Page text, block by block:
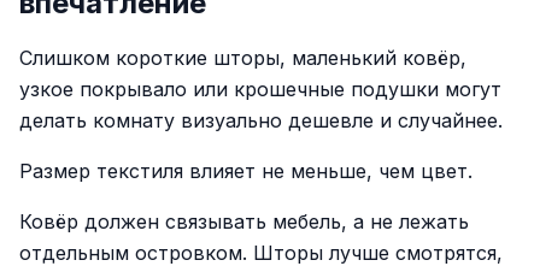
Слишком короткие шторы, маленький ковёр,
узкое покрывало или крошечные подушки могут
делать комнату визуально дешевле и случайнее.
Размер текстиля влияет не меньше, чем цвет.
Ковёр должен связывать мебель, а не лежать
отдельным островком. Шторы лучше смотрятся,